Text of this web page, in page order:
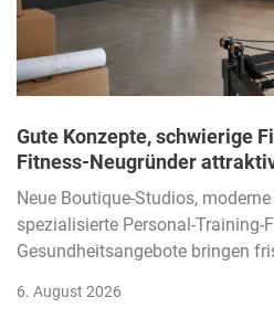
Gute Konzepte, schwierige
Fitness-Neugründer
Neue Boutique-Studios,
spezialisierte Personal-Training-
Gesundheitsangebote bringen
6. August 2026